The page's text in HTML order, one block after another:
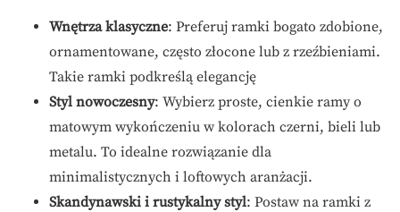
Wnętrza klasyczne: Preferuj ramki bogato zdobione,
ornamentowane, często złocone lub z rzeźbieniami.
Takie ramki podkreślą elegancję
Styl nowoczesny: Wybierz proste, cienkie ramy o
matowym wykończeniu w kolorach czerni, bieli lub
metalu. To idealne rozwiązanie dla
minimalistycznych i loftowych aranżacji.
Skandynawski i rustykalny styl: Postaw na ramki z